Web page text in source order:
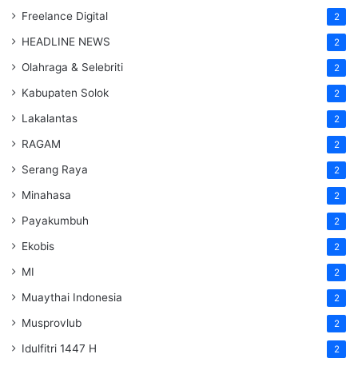
Freelance Digital 2
HEADLINE NEWS 2
Olahraga & Selebriti 2
Kabupaten Solok 2
Lakalantas 2
RAGAM 2
Serang Raya 2
Minahasa 2
Payakumbuh 2
Ekobis 2
MI 2
Muaythai Indonesia 2
Musprovlub 2
Idulfitri 1447 H 2